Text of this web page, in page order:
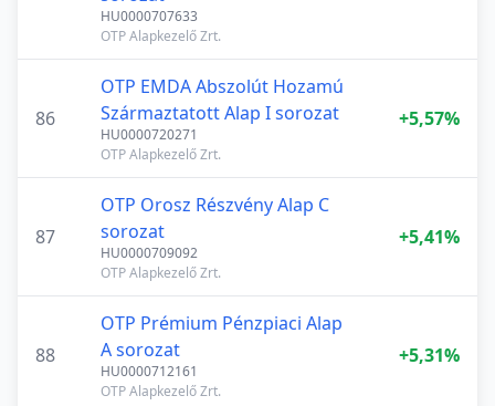
HU0000707633
OTP Alapkezelő Zrt.
86
OTP EMDA Abszolút Hozamú
Származtatott Alap I sorozat
HU0000720271
OTP Alapkezelő Zrt.
+5,57%
87
OTP Orosz Részvény Alap C
sorozat
HU0000709092
OTP Alapkezelő Zrt.
+5,41%
88
OTP Prémium Pénzpiaci Alap
A sorozat
HU0000712161
OTP Alapkezelő Zrt.
+5,31%